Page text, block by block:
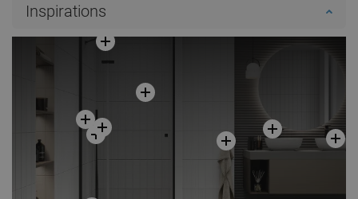
Inspirations